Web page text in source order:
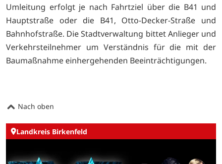
Umleitung erfolgt je nach Fahrtziel über die B41 und
Hauptstraße oder die B41, Otto-Decker-Straße und
Bahnhofstraße. Die Stadtverwaltung bittet Anlieger und
Verkehrsteilnehmer um Verständnis für die mit der
Baumaßnahme einhergehenden Beeinträchtigungen.
Nach oben
Landkreis Birkenfeld